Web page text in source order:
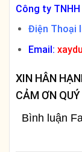
Công ty
Điện Thoại
Email:
XIN HÂN
CẢM ƠN
Bình luận